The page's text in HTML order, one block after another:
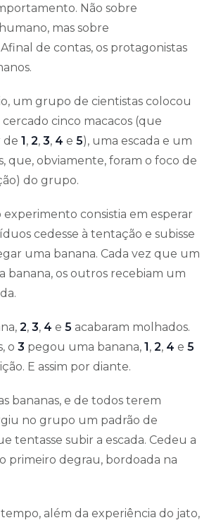
Não sobre
mas sobre
de contas, os protagonistas
um grupo de cientistas colocou
cinco macacos (que
de 1, 2, 3, 4 e 5), uma escada e um
que, obviamente, foram o foco de
do grupo.
experimento consistia em esperar
cedesse à tentação e subisse
uma banana. Cada vez que um
banana, os outros recebiam um
2, 3, 4 e 5 acabaram molhados.
o 3 pegou uma banana, 1, 2, 4 e 5
E assim por diante.
bananas, e de todos terem
no grupo um padrão de
tentasse subir a escada. Cedeu a
primeiro degrau, bordoada na
além da experiência do jato,